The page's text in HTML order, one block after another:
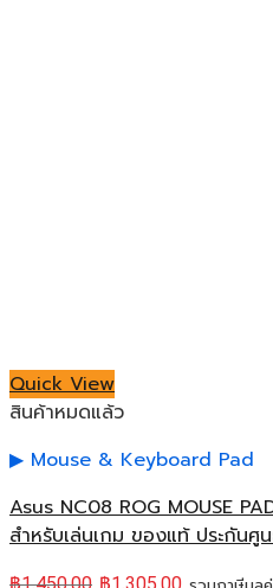
Quick View
สินค้าหมดแล้ว
Mouse & Keyboard Pad
Asus NC08 ROG MOUSE
สำหรับเล่นเกม ของแท้ ประกันศู